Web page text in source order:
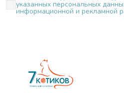
указанных персональных
информационной и рекламной